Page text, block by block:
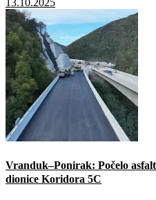
13.10.2025
Vranduk–Ponirak: Počelo
dionice Koridora 5C